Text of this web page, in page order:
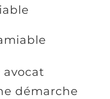
avocat
démarche